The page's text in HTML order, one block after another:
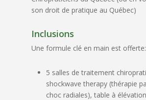
son droit de pratique au Québec)
Inclusions
Une formule clé en main est offerte:
5 salles de traitement
shockwave therapy (thérapie
choc radiales), table à